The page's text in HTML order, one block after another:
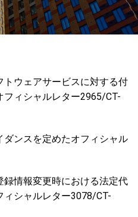
トウェアサービスに対する付
ィシャルレター2965/CT-
ンスを定めたオフィシャル
情報変更時における法定代
シャルレター3078/CT-